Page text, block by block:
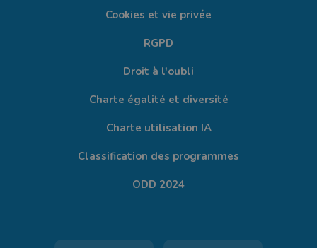
Cookies et vie privée
RGPD
Droit à l'oubli
Charte égalité et diversité
Charte utilisation IA
Classification des programmes
ODD 2024